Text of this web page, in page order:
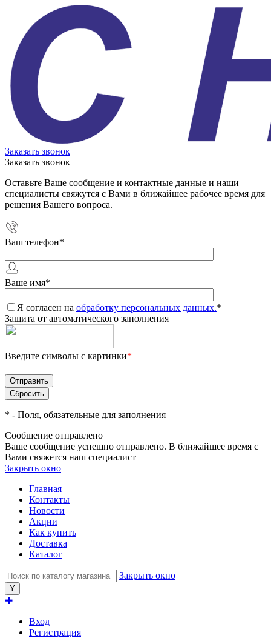
Заказать звонок
Заказать звонок
Оставьте Ваше сообщение и контактные данные и наши
специалисты свяжутся с Вами в ближайшее рабочее время для
решения Вашего вопроса.
Ваш телефон*
Ваше имя*
Я согласен на обработку персональных данных.*
Защита от автоматического заполнения
Введите символы с картинки*
* - Поля, обязательные для заполнения
Сообщение отправлено
Ваше сообщение успешно отправлено. В ближайшее время с
Вами свяжется наш специалист
Закрыть окно
Главная
Контакты
Новости
Акции
Как купить
Доставка
Каталог
Закрыть окно
✚
Вход
Регистрация